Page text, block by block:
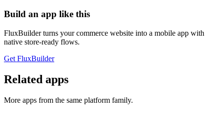
Build an app like this
FluxBuilder turns your commerce website into a mobile app with
native store-ready flows.
Get FluxBuilder
Related apps
More apps from the same platform family.